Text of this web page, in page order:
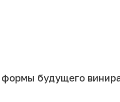
будущего